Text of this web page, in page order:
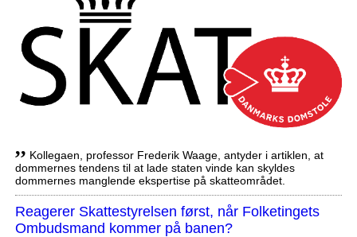
,, Kollegaen, professor Frederik Waage, antyder i artiklen, at
dommernes tendens til at lade staten vinde kan skyldes
dommernes manglende ekspertise på skatteområdet.
Reagerer Skattestyrelsen først, når Folketingets
Ombudsmand kommer på banen?